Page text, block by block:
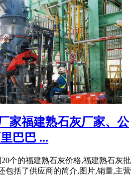
家福建熟石灰厂家、公
巴巴 ...
个的福建熟石灰价格,福建熟石灰批
包括了供应商的简介,图片,销量,主营